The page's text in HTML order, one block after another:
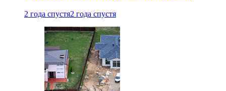
2 года спустя2 года спустя